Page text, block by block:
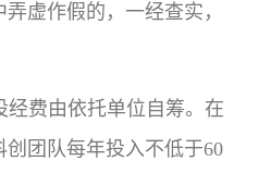
虚作假的，一经查实，
经费由依托单位自筹。在
团队每年投入不低于60